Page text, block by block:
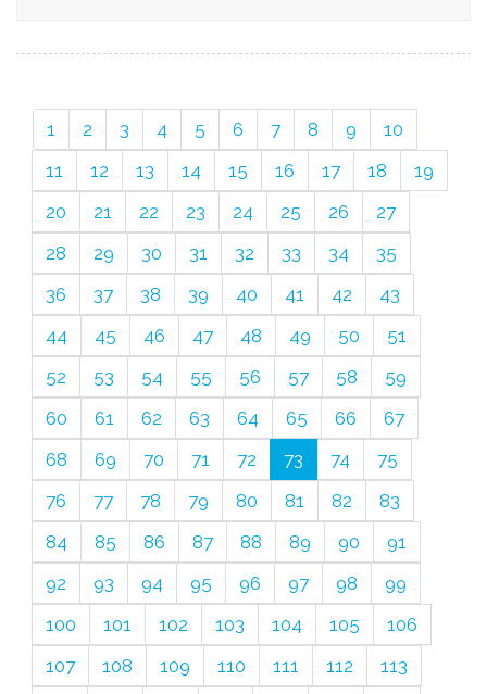
1 2 3 4 5 6 7 8 9
10
11
12 13 14 15 16 17 18
19
20
21 22 23 24 25 26
27
28
29 30 31 32 33 34
35
36
37 38 39 40 41 42
43
44
45 46 47 48 49 50
51
52
53 54 55 56 57 58
59
60
61 62 63 64 65 66
67
68
69 70 71 72 73 74
75
76
77 78 79 80 81 82
83
84
85 86 87 88 89 90
91
92
93 94 95 96 97 98
99
100
101 102 103 104 105
106
107
108 109 110 111 112
113